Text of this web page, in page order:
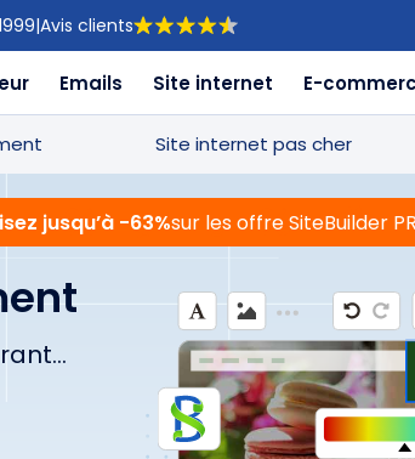
|Avis clients
Emails Site internet E-
Site internet pas cher
jusqu’à -63%sur les offre SiteBuilder